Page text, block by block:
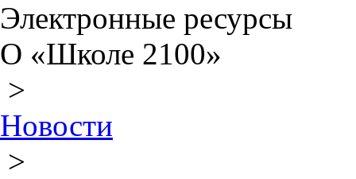
Электронные ресурсы
О «Школе 2100»
>
Новости
>